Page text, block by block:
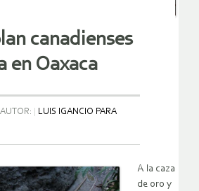
canadienses
en Oaxaca
AUTOR:
LUIS IGANCIO PARA
A la caza
de oro y